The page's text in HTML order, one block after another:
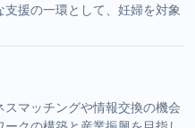
援の一環として、妊婦を対象
マッチングや情報交換の機会